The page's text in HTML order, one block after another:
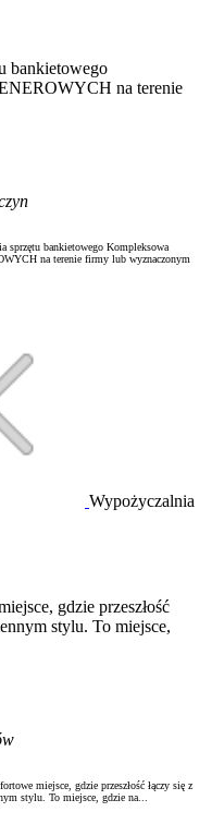
bankietowego
na terenie
sprzętu bankietowego Kompleksowa
na terenie firmy lub wyznaczonym
Wypożyczalnia
gdzie przeszłość
stylu. To miejsce,
miejsce, gdzie przeszłość łączy się z
stylu. To miejsce, gdzie na...